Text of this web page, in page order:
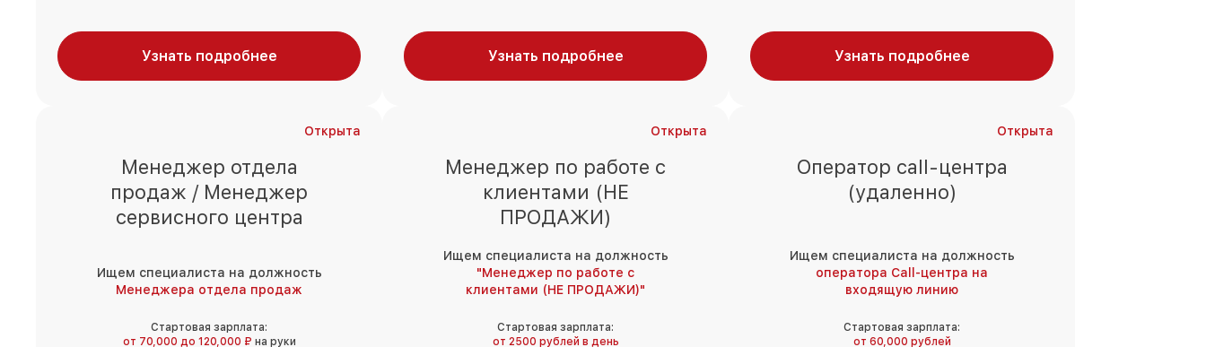
Узнать подробнее Узнать подробнее Узнать подробнее
Открыта
Менеджер отдела
продаж / Менеджер
сервисного центра
Ищем специалиста на должность
Менеджера отдела продаж
Стартовая зарплата:
от 70,000 до 120,000 ₽ на руки
Открыта
Менеджер по работе с
клиентами (НЕ
ПРОДАЖИ)
Ищем специалиста на должность
"Менеджер по работе с
клиентами (НЕ ПРОДАЖИ)"
Стартовая зарплата:
от 2500 рублей в день
Открыта
Оператор call-центра
(удаленно)
Ищем специалиста на должность
оператора Call-центра на
входящую линию
Стартовая зарплата:
от 60,000 рублей